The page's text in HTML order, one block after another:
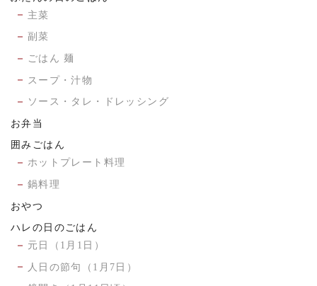
主菜
副菜
ごはん 麺
スープ・汁物
ソース・タレ・ドレッシング
お弁当
囲みごはん
ホットプレート料理
鍋料理
おやつ
ハレの日のごはん
元日（1月1日）
人日の節句（1月7日）